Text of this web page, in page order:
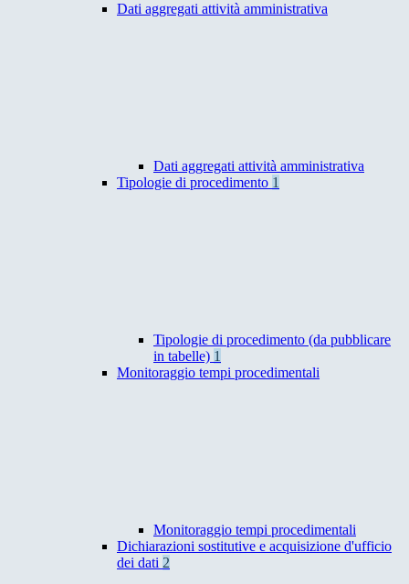
Dati aggregati attività amministrativa
Dati aggregati attività amministrativa
Tipologie di procedimento 1
Tipologie di procedimento (da pubblicare
in tabelle) 1
Monitoraggio tempi procedimentali
Monitoraggio tempi procedimentali
Dichiarazioni sostitutive e acquisizione d'ufficio
dei dati 2